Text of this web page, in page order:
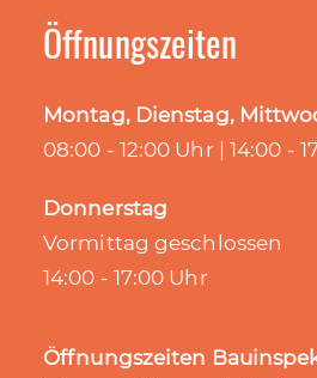
Öffnungszeiten
Montag, Dienstag,
08:00 - 12:00 Uhr | 14:00 -
Donnerstag
Vormittag geschlossen
14:00 - 17:00 Uhr
Öffnungszeiten